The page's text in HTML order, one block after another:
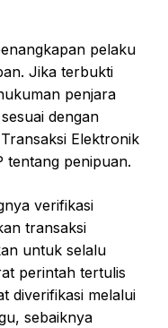
pelaku
Jika terbukti
penjara
dengan
Elektronik
tentang penipuan.
verifikasi
transaksi
untuk selalu
perintah tertulis
diverifikasi melalui
sebaiknya